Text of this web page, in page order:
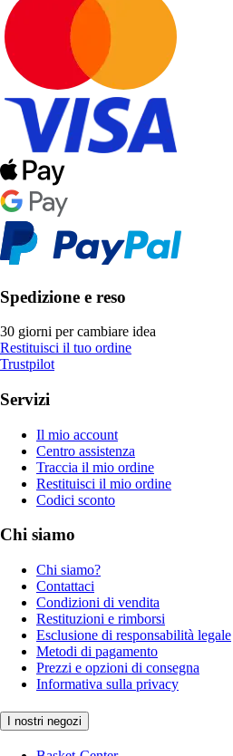
Spedizione e reso
30 giorni per cambiare idea
Restituisci il tuo ordine
Trustpilot
Servizi
Il mio account
Centro assistenza
Traccia il mio ordine
Restituisci il mio ordine
Codici sconto
Chi siamo
Chi siamo?
Contattaci
Condizioni di vendita
Restituzioni e rimborsi
Esclusione di responsabilità legale
Metodi di pagamento
Prezzi e opzioni di consegna
Informativa sulla privacy
I nostri negozi